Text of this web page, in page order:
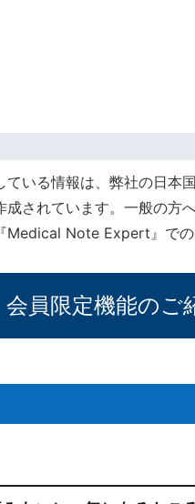
ている情報は、弊社の日本
成されています。一般の方
Medical Note Expert』で
会員限定機能のご